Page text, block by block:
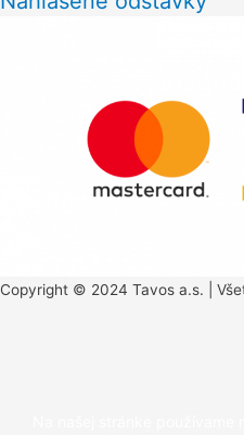
Copyright © 2024 Tavos a.s. |